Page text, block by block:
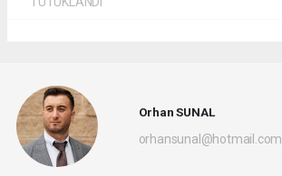
Orhan SUNAL
orhansunal@hotmail.com